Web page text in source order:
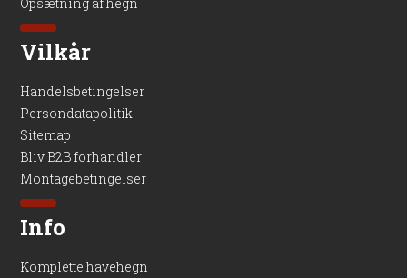
Vilkår
Handelsbetingelser
Persondatapolitik
Sitemap
Bliv B2B forhandler
Montagebetingelser
Info
Komplette havehegn